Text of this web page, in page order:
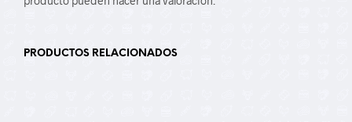
PRODUCTOS RELACIONADOS